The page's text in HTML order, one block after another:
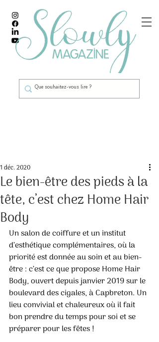
Le bien-être des pieds à la
tête, c’est chez Home Hair
Body
1 déc. 2020
Un salon de coiffure et un institut
d’esthétique complémentaires, où la
priorité est donnée au soin et au bien-
être : c’est ce que propose Home Hair
Body, ouvert depuis janvier 2019 sur le
boulevard des cigales, à Capbreton. Un
lieu convivial et chaleureux où il fait
bon prendre du temps pour soi et se
préparer pour les fêtes !